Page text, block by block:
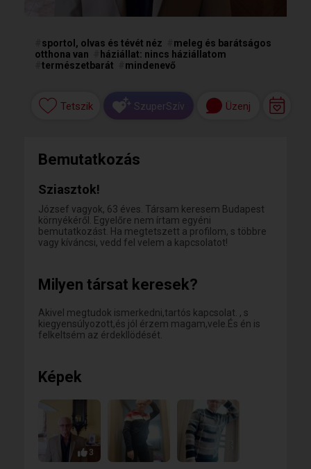
sportol, olvas és tévét néz
meleg és barátságos
otthona van
háziállat: nincs háziállatom
természetbarát mindenevő
Tetszik SzuperSzív Üzenj
Bemutatkozás
Sziasztok!
József vagyok, 63 éves. Társam keresem Budapest
környékéről. Egyelőre nem írtam egyéni
bemutatkozást. Ha megtetszett a profilom, s többre
vagy kíváncsi, vedd fel velem a kapcsolatot!
Milyen társat keresek?
Akivel megtudok ismerkedni,tartós kapcsolat. , s
kiegyensúlyozott,és jól érzem magam,vele.És én is
felkeltsém az érdekllödését.
Képek
3